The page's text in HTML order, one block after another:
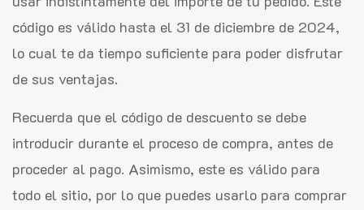
código es válido hasta el 31 de diciembre de 2024,
lo cual te da tiempo suficiente para poder disfrutar
de sus ventajas.
Recuerda que el código de descuento se debe
introducir durante el proceso de compra, antes de
proceder al pago. Asimismo, este es válido para
todo el sitio, por lo que puedes usarlo para comprar